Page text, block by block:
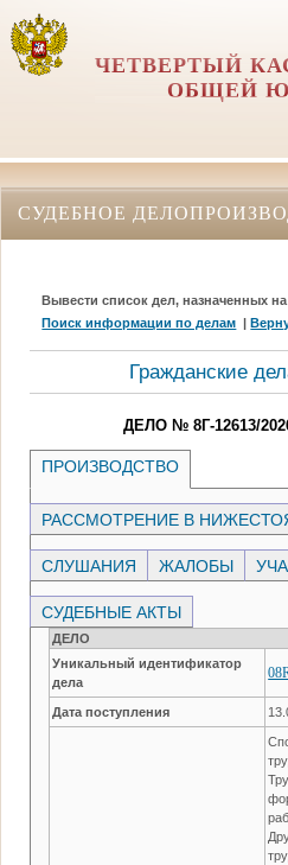
ЧЕТВЕРТЫЙ
ОБЩЕЙ
СУДЕБНОЕ
Вывести список дел, назначенных на
Поиск информации по делам |
Гражданские
ДЕЛО № 8Г-12613/
ПРОИЗВОДСТВО
РАССМОТРЕНИЕ В
СЛУШАНИЯ ЖАЛОБЫ
СУДЕБНЫЕ АКТЫ
ДЕЛО
Уникальный идентификатор
дела
Дата поступления